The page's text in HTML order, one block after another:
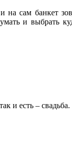
сам банкет
и выбрать
и есть – свадьба.